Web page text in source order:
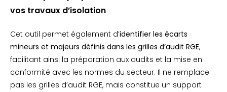
vos travaux d’isolation
Cet outil permet également d’identifier les écarts
mineurs et majeurs définis dans les grilles d’audit RGE,
facilitant ainsi la préparation aux audits et la mise en
conformité avec les normes du secteur. Il ne remplace
pas les grilles d’audit RGE, mais constitue un support